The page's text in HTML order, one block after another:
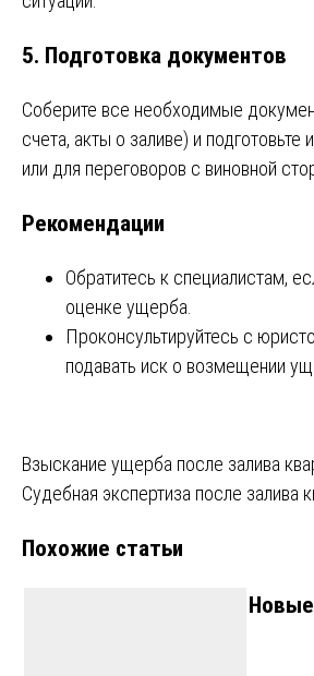
5. Подготовка документов
Соберите все необходимые
счета, акты о заливе) и подготовьте
или для переговоров с виновной
Рекомендации
Обратитесь к специалистам,
оценке ущерба.
Проконсультируйтесь с
подавать иск о возмещении
Навигация
по
записям
Взыскание ущерба после залива
Судебная экспертиза после залива
Похожие статьи